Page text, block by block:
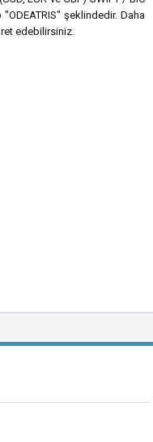
şeklindedir. Daha
edebilirsiniz.